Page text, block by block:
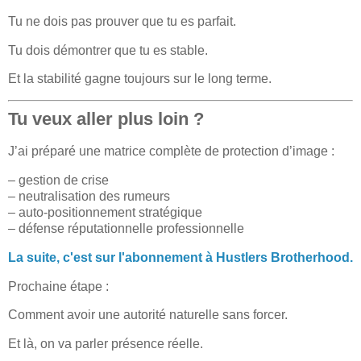
Tu ne dois pas prouver que tu es parfait.
Tu dois démontrer que tu es stable.
Et la stabilité gagne toujours sur le long terme.
Tu veux aller plus loin ?
J’ai préparé une matrice complète de protection d’image :
– gestion de crise
– neutralisation des rumeurs
– auto-positionnement stratégique
– défense réputationnelle professionnelle
La suite, c'est sur l'abonnement à Hustlers Brotherhood.
Prochaine étape :
Comment avoir une autorité naturelle sans forcer.
Et là, on va parler présence réelle.